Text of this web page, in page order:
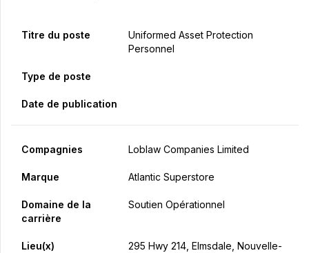
Titre du poste
Uniformed Asset Protection
Personnel
Type de poste
Date de publication
Compagnies Loblaw Companies Limited
Marque Atlantic Superstore
Domaine de la
carrière
Soutien Opérationnel
Lieu(x)
295 Hwy 214, Elmsdale, Nouvelle-